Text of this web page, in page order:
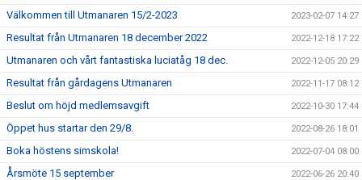
Välkommen till Utmanaren 15/2-2023 2023-02-07 14:27
Resultat från Utmanaren 18 december 2022 2022-12-18 17:22
Utmanaren och vårt fantastiska luciatåg 18 dec. 2022-12-05 20:29
Resultat från gårdagens Utmanaren 2022-11-17 08:12
Beslut om höjd medlemsavgift 2022-10-30 17:44
Öppet hus startar den 29/8. 2022-08-26 18:01
Boka höstens simskola! 2022-07-04 08:00
Årsmöte 15 september 2022-06-26 20:40